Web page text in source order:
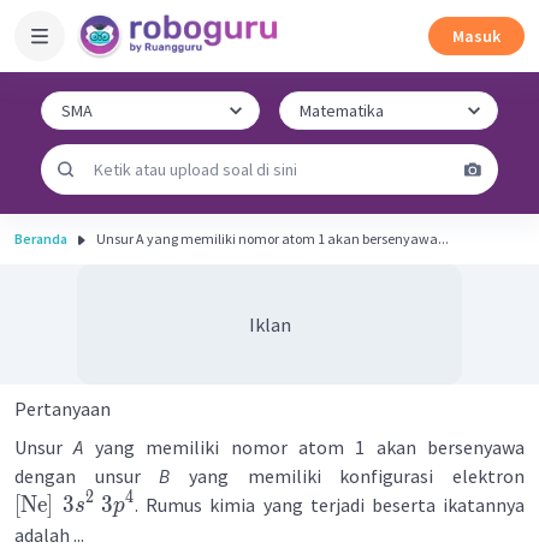
Masuk
Beranda Unsur A yang memiliki nomor atom 1 akan bersenyawa...
Iklan
Pertanyaan
UnsurA yang memiliki nomor atom 1 akan bersenyawa
dengan unsurB yang memiliki konfigurasi elektron
Ne 3s2 3p4. Rumus kimia yang terjadi beserta ikatannya
adalah ...